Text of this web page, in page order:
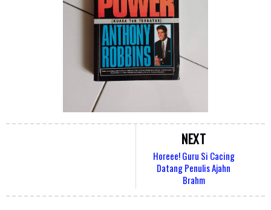
NEXT
Horeee! Guru Si Cacing
Datang Penulis Ajahn
Brahm